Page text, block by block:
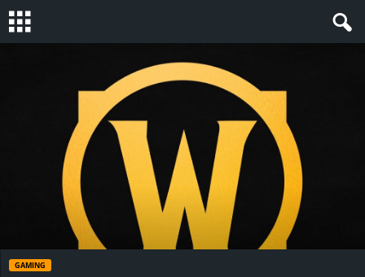
GAMING